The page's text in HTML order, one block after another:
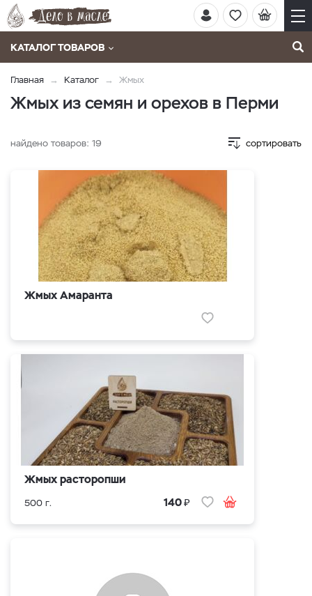
КАТАЛОГ ТОВАРОВ
Главная Каталог Жмых
Жмых из семян и орехов в Перми
найдено товаров: 19 сортировать
Жмых Амаранта
Жмых расторопши
500 г. 140₽